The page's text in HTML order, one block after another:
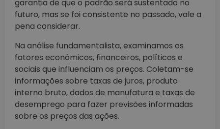
garantia de que o padrão será sustentado no
futuro, mas se foi consistente no passado, vale a
pena considerar.
Na análise fundamentalista, examinamos os
fatores econômicos, financeiros, políticos e
sociais que influenciam os preços. Coletam-se
informações sobre taxas de juros, produto
interno bruto, dados de manufatura e taxas de
desemprego para fazer previsões informadas
sobre os preços das ações.